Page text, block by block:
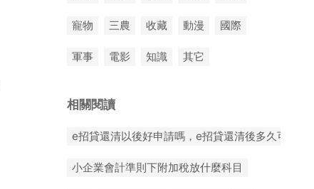
寵物 三農 收藏 動漫 國際
軍事 電影 知識 其它
相關閱讀
e招貸還清以後好申請嗎，e招貸還清後多久可再貸
小企業會計準則下附加稅放什麼科目